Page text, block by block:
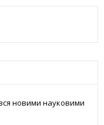
новими науковими